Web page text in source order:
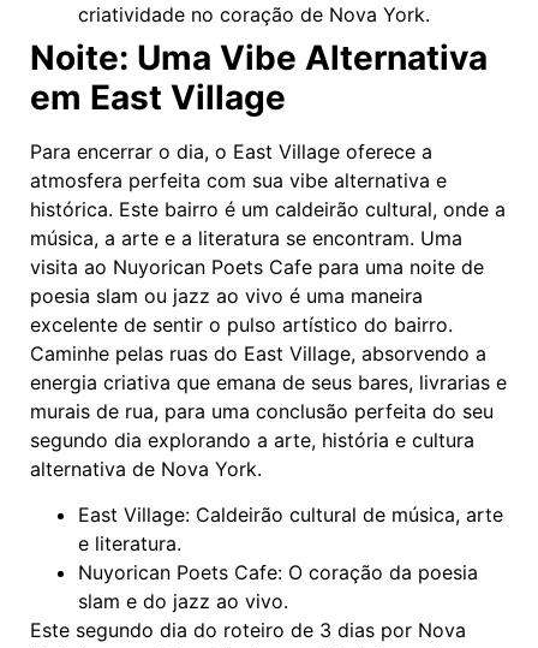
criatividade no coração de Nova York.
Noite: Uma Vibe Alternativa
em East Village
Para encerrar o dia, o East Village oferece a
atmosfera perfeita com sua vibe alternativa e
histórica. Este bairro é um caldeirão cultural, onde a
música, a arte e a literatura se encontram. Uma
visita ao Nuyorican Poets Cafe para uma noite de
poesia slam ou jazz ao vivo é uma maneira
excelente de sentir o pulso artístico do bairro.
Caminhe pelas ruas do East Village, absorvendo a
energia criativa que emana de seus bares, livrarias e
murais de rua, para uma conclusão perfeita do seu
segundo dia explorando a arte, história e cultura
alternativa de Nova York.
East Village: Caldeirão cultural de música, arte
e literatura.
Nuyorican Poets Cafe: O coração da poesia
slam e do jazz ao vivo.
Este segundo dia do roteiro de 3 dias por Nova